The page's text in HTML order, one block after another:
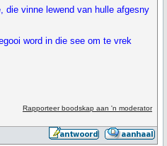
die vinne lewend van hulle afgesny
word in die see om te vrek
Rapporteer boodskap aan 'n moderator